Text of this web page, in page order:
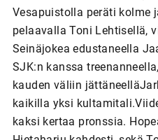
Vesapuistolla peräti kolme
pelaavalla Toni Lehtisellä,
Seinäjokea edustaneella
SJK:n kanssa
kauden väliin
kaikilla yksi
kaksi kertaa pronssia.